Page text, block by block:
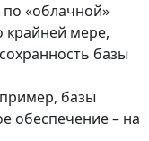
по «облачной»
крайней мере,
базы
базы
обеспечение – на